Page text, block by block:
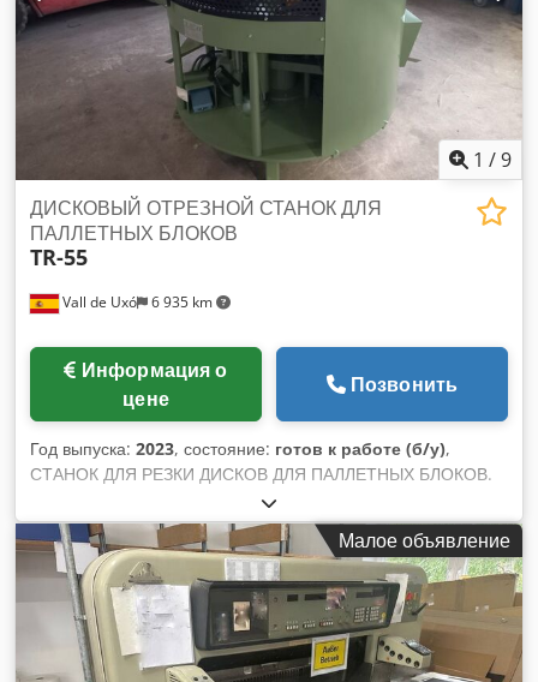
1 /9
Vall de Uxó 6 935 km
ДИСКОВЫЙ ОТРЕЗНОЙ СТАНОК ДЛЯ
ПАЛЛЕТНЫХ БЛОКОВ
TR-55
цене
Позвонить
Год выпуска: 2023, состояние: готов к работе (б/у),
СТАНОК ДЛЯ РЕЗКИ ДИСКОВ ДЛЯ ПАЛЛЕТНЫХ БЛОКОВ.
ВОЗМОЖНОСТЬ РАБОТЫ СТАНКА. Djdpfxek Nf S Re
Adyewa МИНИМУМ 50X50 мм МАКСИМУМ 150X150мм
Малое объявление